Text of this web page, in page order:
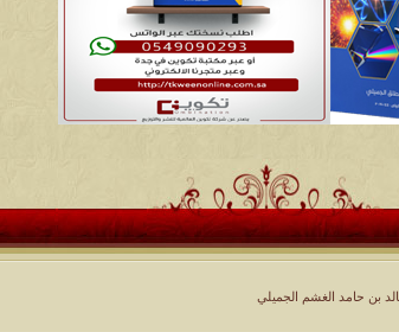
بن حامد الغشم الجميلي